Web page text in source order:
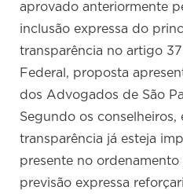
aprovado anteriormente
inclusão expressa do
transparência no artigo
Federal, proposta
dos Advogados de São
Segundo os conselheiros,
transparência já esteja
presente no ordenamento
previsão expressa